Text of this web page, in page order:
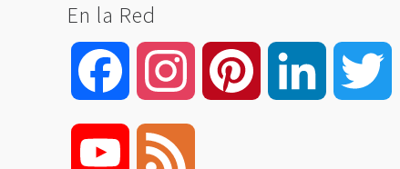
En la Red
Facebook Instagram Pinterest LinkedIn
YouTube